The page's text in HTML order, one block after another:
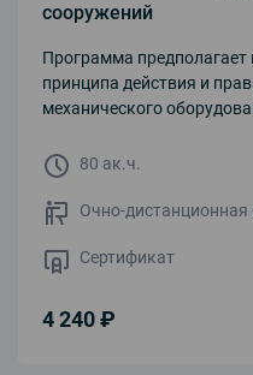
сооружений
Программа предполагает
принципа действия и
механического
4 240 ₽
80 ак.ч.
Очно-
Сертификат